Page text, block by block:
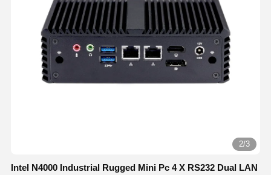
2/3
Intel N4000 Industrial Rugged Mini Pc 4 X RS232 Dual LAN